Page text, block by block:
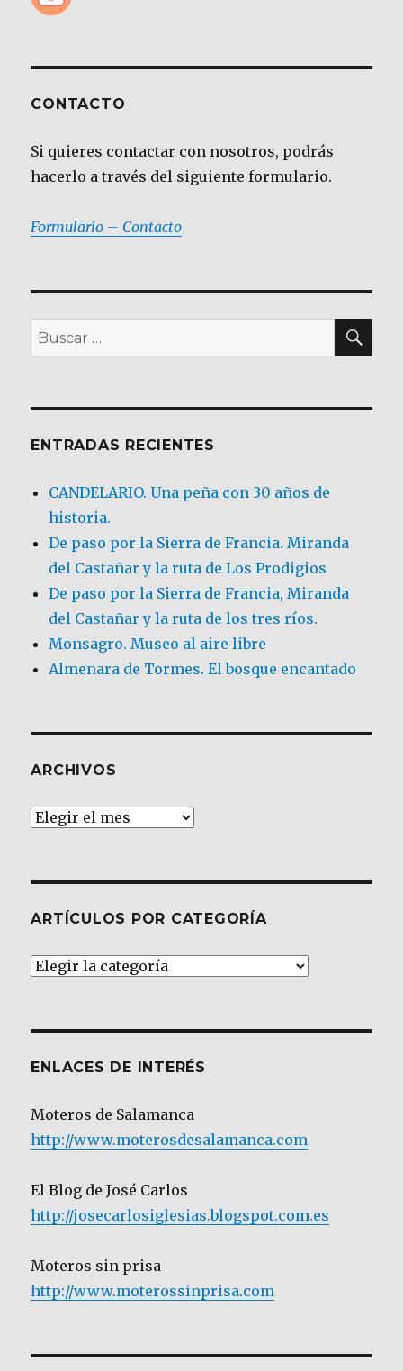
CONTACTO
Si quieres contactar con nosotros, podrás
hacerlo a través del siguiente formulario.
Formulario – Contacto
Buscar
por:
ENTRADAS RECIENTES
CANDELARIO. Una peña con 30 años de
historia.
De paso por la Sierra de Francia. Miranda
del Castañar y la ruta de Los Prodigios
De paso por la Sierra de Francia, Miranda
del Castañar y la ruta de los tres ríos.
Monsagro. Museo al aire libre
Almenara de Tormes. El bosque encantado
ARCHIVOS
Archivos
ARTÍCULOS POR CATEGORÍA
Artículos
ENLACES DE INTERÉS
Moteros de Salamanca
http://www.moterosdesalamanca.com
El Blog de José Carlos
http://josecarlosiglesias.blogspot.com.es
Moteros sin prisa
http://www.moterossinprisa.com